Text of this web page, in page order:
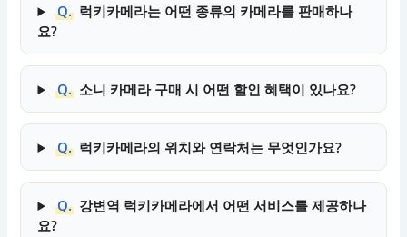
Q. 럭키카메라는 어떤 종류의 카메라를 판매하나
요?
Q. 소니 카메라 구매 시 어떤 할인 혜택이 있나요?
Q. 럭키카메라의 위치와 연락처는 무엇인가요?
Q. 강변역 럭키카메라에서 어떤 서비스를 제공하나
요?